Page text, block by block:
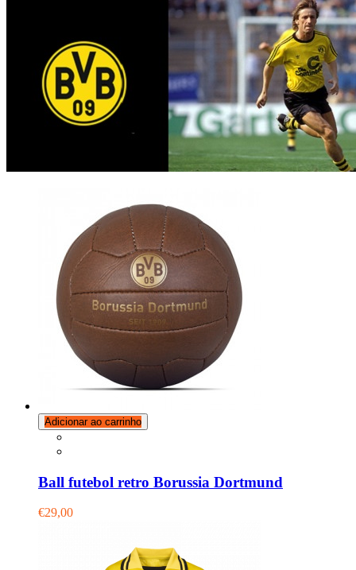
Adicionar ao carrinho
Ball futebol retro Borussia Dortmund
€29,00